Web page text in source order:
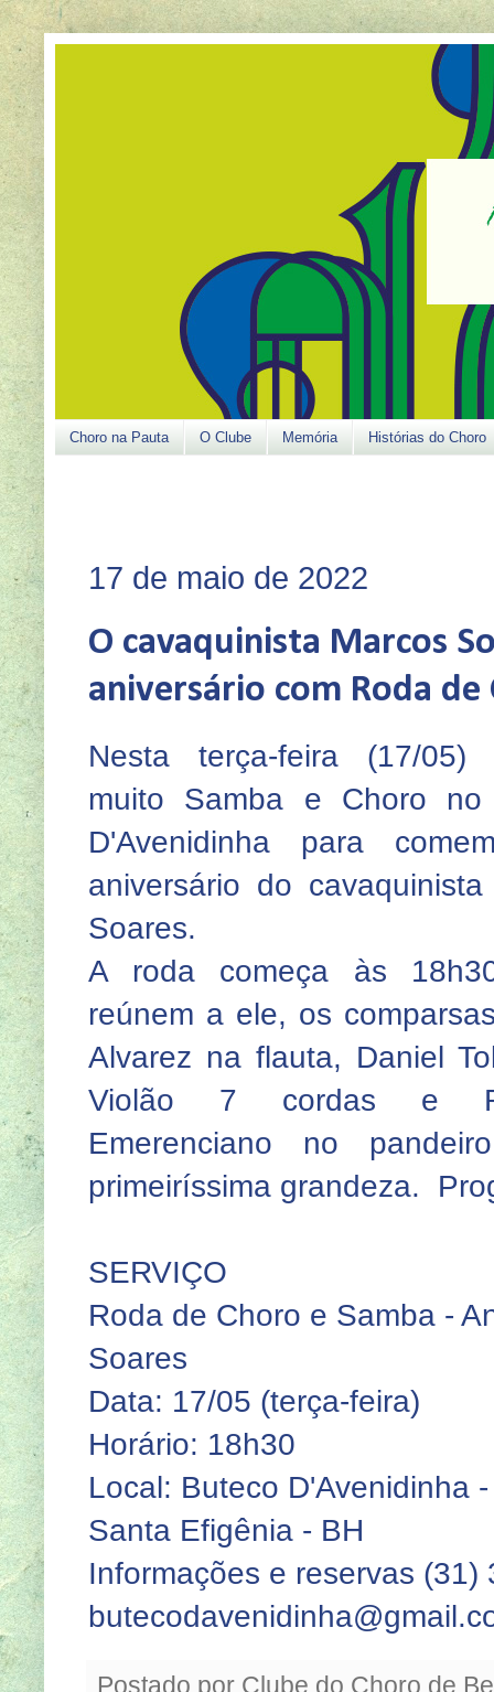
Choro na Pauta O Clube Memória Histórias do Choro
17 de maio de 2022
O cavaquinista Marcos
aniversário com Roda de
Nesta terça-feira (17/
muito Samba e Choro no
D'Avenidinha para
aniversário do cavaquinista
Soares.
A roda começa às
reúnem a ele, os
Alvarez na flauta, Daniel
Violão 7 cordas e
Emerenciano no
primeiríssima grandeza.
SERVIÇO
Roda de Choro e Samba -
Soares
Data: 17/05 (terça-feira)
Horário: 18h30
Local: Buteco D'Avenidinha
Santa Efigênia - BH
Informações e reservas (31)
Postado por Clube do Choro de